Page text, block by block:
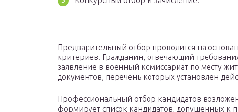
Предварительный отбор проводится на
критериев. Гражданин, отвечающий
заявление в военный комиссариат по месту
документов, перечень которых установлен
Профессиональный отбор кандидатов
формирует список кандидатов, допущенных к